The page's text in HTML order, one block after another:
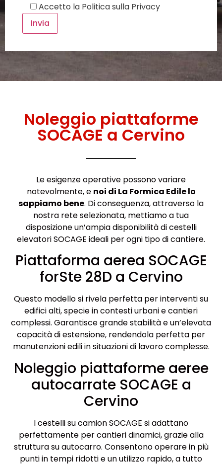
Accetto la Politica sulla Privacy
Noleggio piattaforme
SOCAGE a Cervino
Le esigenze operative possono variare
notevolmente, e noi di La Formica Edile lo
sappiamo bene. Di conseguenza, attraverso la
nostra rete selezionata, mettiamo a tua
disposizione un’ampia disponibilità di cestelli
elevatori SOCAGE ideali per ogni tipo di cantiere.
Piattaforma aerea SOCAGE
forSte 28D a Cervino
Questo modello si rivela perfetta per interventi su
edifici alti, specie in contesti urbani e cantieri
complessi. Garantisce grande stabilità e un’elevata
capacità di estensione, rendendola perfetta per
manutenzioni edili in situazioni di lavoro complesse.
Noleggio piattaforme aeree
autocarrate SOCAGE a
Cervino
I cestelli su camion SOCAGE si adattano
perfettamente per cantieri dinamici, grazie alla
struttura su autocarro. Consentono operare in più
punti in tempi ridotti e un utilizzo rapido, a tutto